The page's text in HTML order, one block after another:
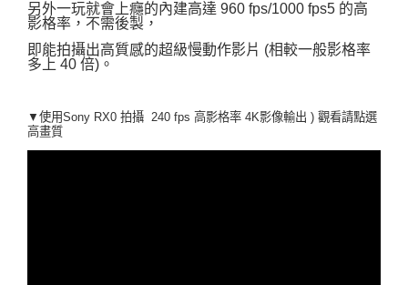
另外一玩就會上癮的內建高達 960 fps/1000 fps5 的高
影格率，不需後製，
即能拍攝出高質感的超級慢動作影片 (相較一般影格率
多上 40 倍)。
▼使用Sony RX0 拍攝 240 fps 高影格率 4K影像輸出 ) 觀看請點選
高畫質